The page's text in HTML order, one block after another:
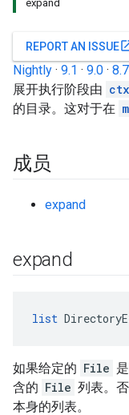
expand
REPORT AN ISSUE
Nightly · 9.1 · 9.0 · 8.7
展开执行阶段由
的目录。这对于在
成员
expand
expand
list
如果给定的 File
含的 File 列表。
本身的列表。